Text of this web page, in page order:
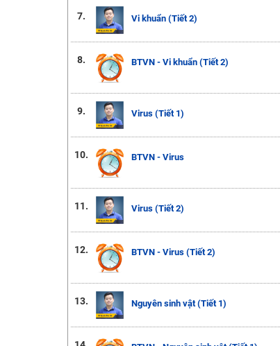
7. Vi khuẩn (Tiết 2)
8. BTVN - Vi khuẩn (Tiết 2)
9. Virus (Tiết 1)
10. BTVN - Virus
11. Virus (Tiết 2)
12. BTVN - Virus (Tiết 2)
13. Nguyên sinh vật (Tiết 1)